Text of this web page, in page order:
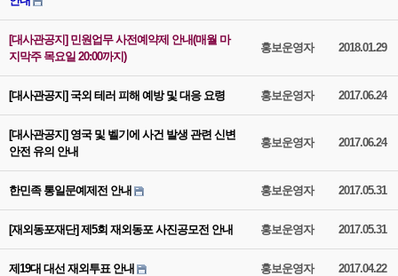
[대사관공지] 민원업무 사전예약제 안내(매월 마
지막주 목요일 20:00까지)
홍보운영자 2018.01.29
[대사관공지] 국외 테러 피해 예방 및 대응 요령 홍보운영자 2017.06.24
[대사관공지] 영국 및 벨기에 사건 발생 관련 신변
안전 유의 안내
홍보운영자 2017.06.24
한민족 통일문예제전 안내 홍보운영자 2017.05.31
[재외동포재단] 제5회 재외동포 사진공모전 안내 홍보운영자 2017.05.31
제19대 대선 재외투표 안내 홍보운영자 2017.04.22